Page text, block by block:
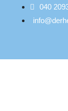
040